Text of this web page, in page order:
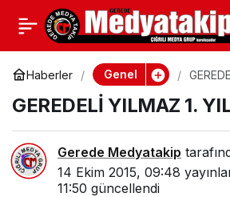
Haberler Genel
GEREDELİ YILMAZ 1.
Gerede Medyatakip
14 Ekim 2015, 09:48
11:50 güncellendi
GEREDE’DE VAHŞİ
CİNAYET